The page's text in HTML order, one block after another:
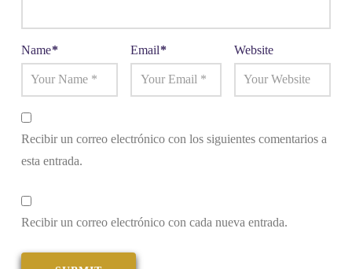
Name* Email* Website
Recibir un correo electrónico con los siguientes comentarios a
esta entrada.
Recibir un correo electrónico con cada nueva entrada.